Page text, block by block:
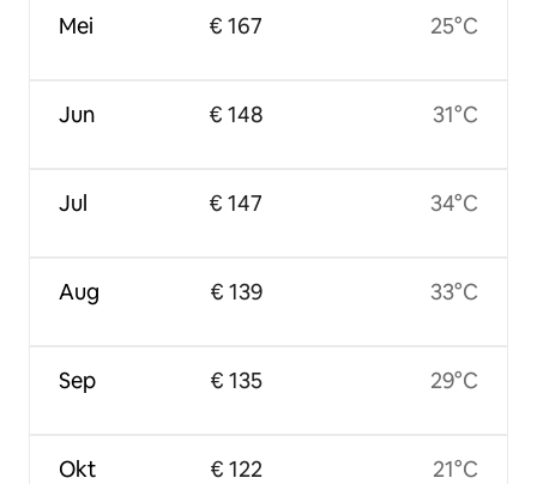
Mei
Jun
Jul
Aug
Sep
Okt
€ 167
€ 148
€ 147
€ 139
€ 135
€ 122
25°C
31°C
34°C
33°C
29°C
21°C